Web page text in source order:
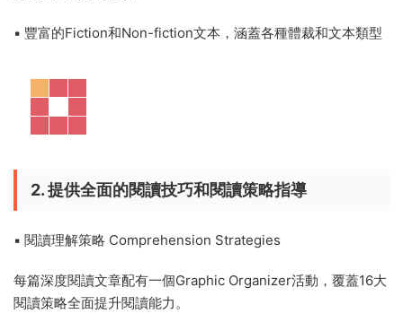
語閱讀能力的孩子，共有13個文件，700多頁，高清彩色可打
印，有答案，從Level C到Level P ，不是按照年級分的，你可